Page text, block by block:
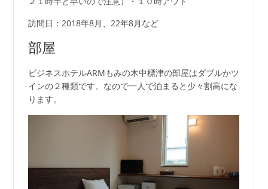
訪問日：2018年8月、22年8月など
部屋
ビジネスホテルARMもみの木中標津の部屋はダブルかツ
インの２種類です。なので一人で泊まると少々割高にな
ります。